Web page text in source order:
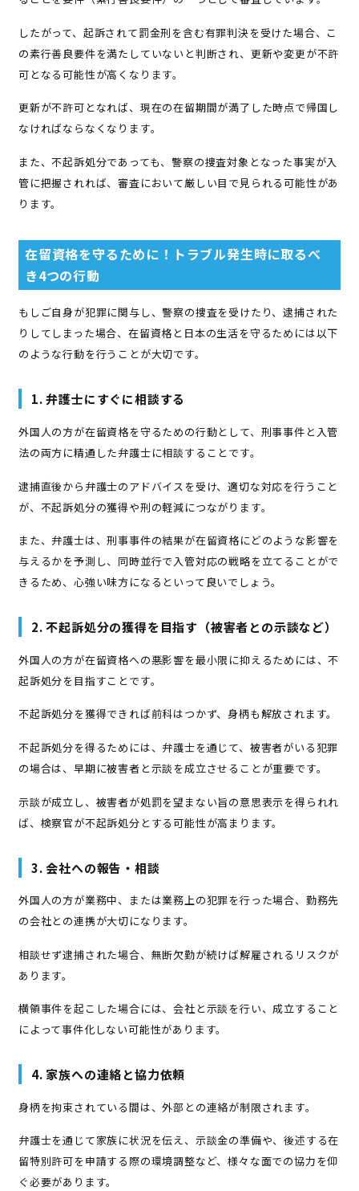
したがって、起訴されて罰金刑を含む有罪判決を受けた場合、こ
の素行善良要件を満たしていないと判断され、更新や変更が不許
可となる可能性が高くなります。
更新が不許可となれば、現在の在留期間が満了した時点で帰国し
なければならなくなります。
また、不起訴処分であっても、警察の捜査対象となった事実が入
管に把握されれば、審査において厳しい目で見られる可能性があ
ります。
在留資格を守るために！トラブル発生時に取るべ
き4つの行動
もしご自身が犯罪に関与し、警察の捜査を受けたり、逮捕された
りしてしまった場合、在留資格と日本の生活を守るためには以下
のような行動を行うことが大切です。
1. 弁護士にすぐに相談する
外国人の方が在留資格を守るための行動として、刑事事件と入管
法の両方に精通した弁護士に相談することです。
逮捕直後から弁護士のアドバイスを受け、適切な対応を行うこと
が、不起訴処分の獲得や刑の軽減につながります。
また、弁護士は、刑事事件の結果が在留資格にどのような影響を
与えるかを予測し、同時並行で入管対応の戦略を立てることがで
きるため、心強い味方になるといって良いでしょう。
2. 不起訴処分の獲得を目指す（被害者との示談など）
外国人の方が在留資格への悪影響を最小限に抑えるためには、不
起訴処分を目指すことです。
不起訴処分を獲得できれば前科はつかず、身柄も解放されます。
不起訴処分を得るためには、弁護士を通じて、被害者がいる犯罪
の場合は、早期に被害者と示談を成立させることが重要です。
示談が成立し、被害者が処罰を望まない旨の意思表示を得られれ
ば、検察官が不起訴処分とする可能性が高まります。
3. 会社への報告・相談
外国人の方が業務中、または業務上の犯罪を行った場合、勤務先
の会社との連携が大切になります。
相談せず逮捕された場合、無断欠勤が続けば解雇されるリスクが
あります。
横領事件を起こした場合には、会社と示談を行い、成立すること
によって事件化しない可能性があります。
4. 家族への連絡と協力依頼
身柄を拘束されている間は、外部との連絡が制限されます。
弁護士を通じて家族に状況を伝え、示談金の準備や、後述する在
留特別許可を申請する際の環境調整など、様々な面での協力を仰
ぐ必要があります。